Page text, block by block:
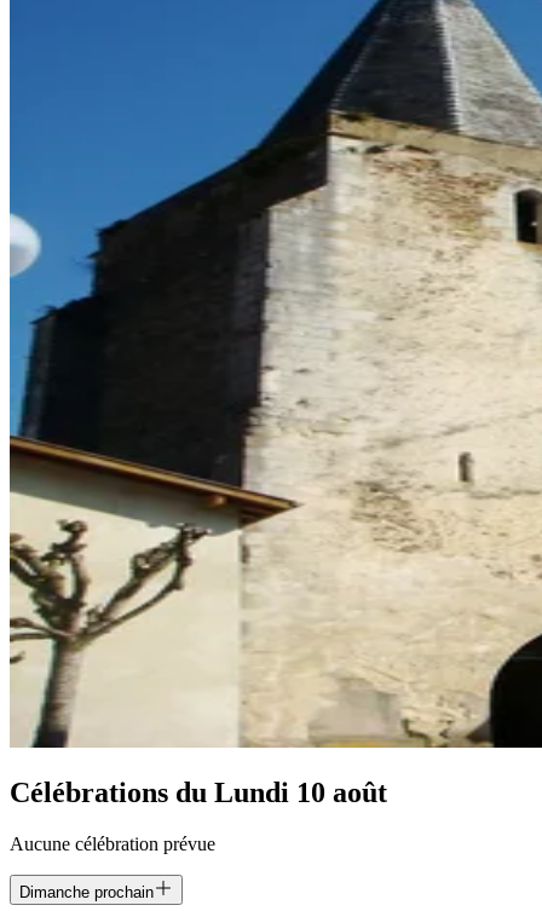
Célébrations du Lundi 10 août
Aucune célébration prévue
Dimanche prochain